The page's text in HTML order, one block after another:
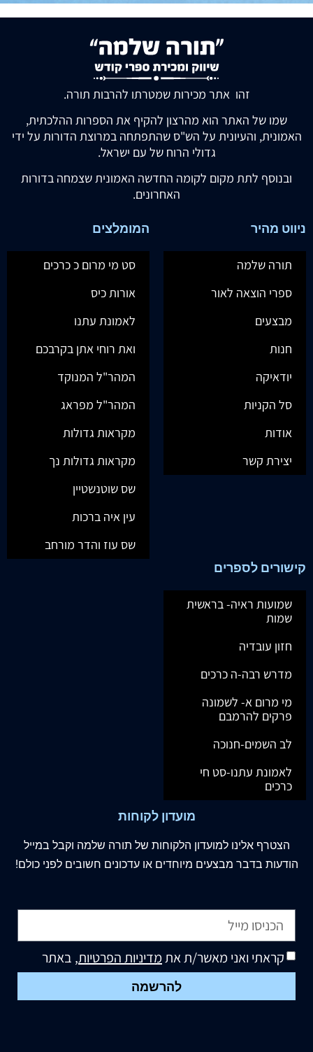
זהו אתר מכירות שמטרתו להרבות תורה.
שמו של האתר הוא מהרצון להקיף את הספרות ההלכתית,
האמונית, והעיונית על הש"ס שהתפתחה במרוצת הדורות על ידי
גדולי הרוח של עם ישראל.
ובנוסף לתת מקום לקומה החדשה האמונית שצמחה בדורות
האחרונים.
ניווט מהיר
תורה שלמה
ספרי הוצאה לאור
מבצעים
חנות
יודאיקה
סל הקניות
אודות
יצירת קשר
המומלצים
סט מי מרום כ כרכים
אורות כיס
לאמונת עתנו
ואת רוחי אתן בקרבכם
המהר"ל המנוקד
המהר"ל מפראג
מקראות גדולות
מקראות גדולות נך
שס שוטנשטיין
עין איה ברכות
שס עוז והדר מורחב
קישורים לספרים
שמועות ראיה- בראשית
שמות
חזון עובדיה
מדרש רבה-ה כרכים
מי מרום א- לשמונה
פרקים להרמבם
לב השמים-חנוכה
לאמונת עתנו-סט חי
כרכים
מועדון לקוחות
הצטרף אלינו למועדון הלקוחות של תורה שלמה וקבל במייל
הודעות בדבר מבצעים מיוחדים או עדכונים חשובים לפני כולם!
קראתי ואני מאשר/ת אתמדיניות הפרטיות, באתר
להרשמה